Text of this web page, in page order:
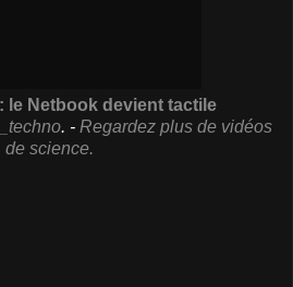
le Netbook devient tactile
. - Regardez plus de vidéos
de science.